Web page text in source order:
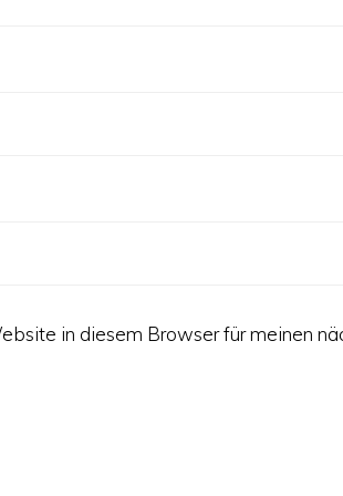
in diesem Browser für meinen